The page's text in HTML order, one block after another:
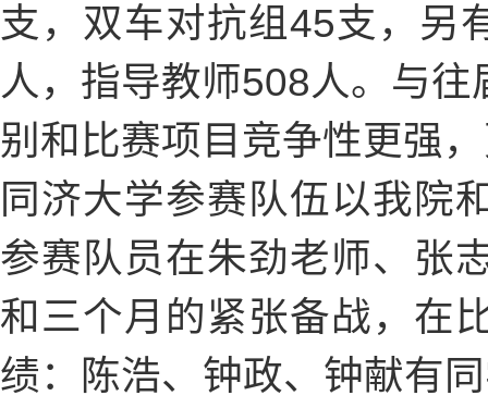
支，双车对抗组45支，另
人，指导教师508人。与
别和比赛项目竞争性更强
同济大学参赛队伍以我院
参赛队员在朱劲老师、张
和三个月的紧张备战，在
绩：陈浩、钟政、钟献有